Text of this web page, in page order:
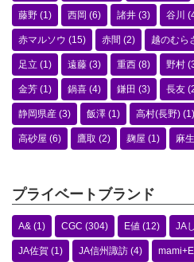
藤野 (1) 西岡 (6) 諸井 (3) 谷川
赤マルソウ (15) 赤間 (2) 越のむら
足立 (1) 遠藤 (3) 重西 (8) 野村
金芳 (1) 鍋喜 (4) 鎌田 (3) 長友
静岡県産 (3) 飯澤 (1) 高村(長野) (1)
高砂屋 (6) 鷹取 (2) 麹屋 (1) 麻生
プライベートブランド
A& (1) CGC (304) E値 (12) JA
JA佐賀 (1) JA信州諏訪 (4)